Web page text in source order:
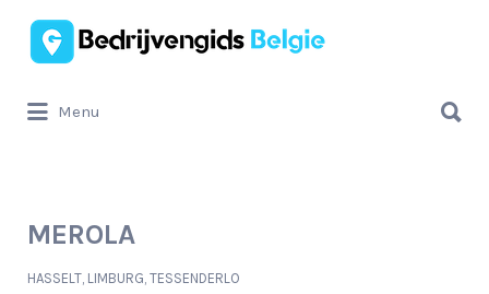
Zoek
naar:
Menu
naar:
MEROLA
HASSELT, LIMBURG, TESSENDERLO